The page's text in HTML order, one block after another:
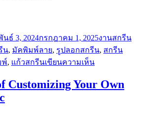
ธ์ 3, 2024กรกฎาคม 1, 2025หมู่
งานสกรีน
น, มัคพิมพ์ลาย, รูปลอกสกรีน, สกรีน
พ์, แก้วสกรีนเขียนความเห็นบน
งาน
Customizing Your Own